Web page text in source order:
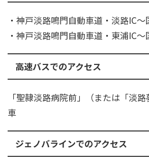
・神戸淡路鳴門自動車道・淡路IC～
・神戸淡路鳴門自動車道・東浦IC～
高速バスでのアクセス
「聖隷淡路病院前」（または「淡
車
ジェノバラインでのアクセス